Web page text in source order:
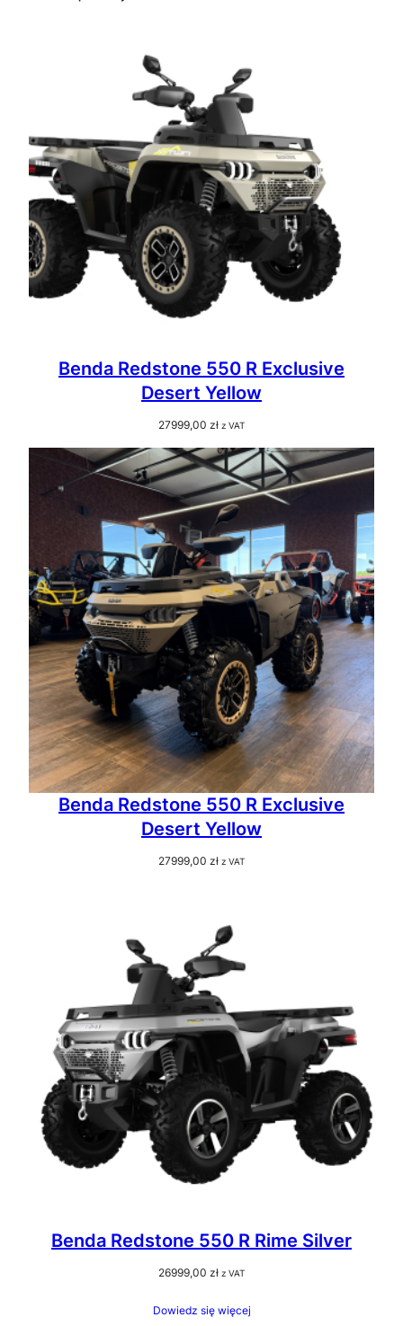
Benda Redstone 550 R Exclusive
Desert Yellow
27999,00 zł z VAT
Benda Redstone 550 R Exclusive
Desert Yellow
27999,00 zł z VAT
Benda Redstone 550 R Rime Silver
26999,00 zł z VAT
Dowiedz się więcej